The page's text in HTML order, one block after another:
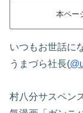
本ペー
いつもお世話に
うまづら社長(
村八分サスペン